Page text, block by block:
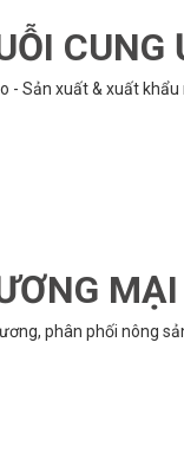
CUNG
- Sản xuất & xuất
MẠI
phân phối nông